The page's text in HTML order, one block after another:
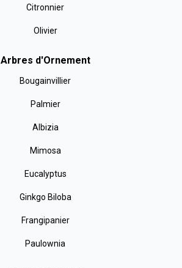
Citronnier
Olivier
Arbres d'Ornement
Bougainvillier
Palmier
Albizia
Mimosa
Eucalyptus
Ginkgo Biloba
Frangipanier
Paulownia